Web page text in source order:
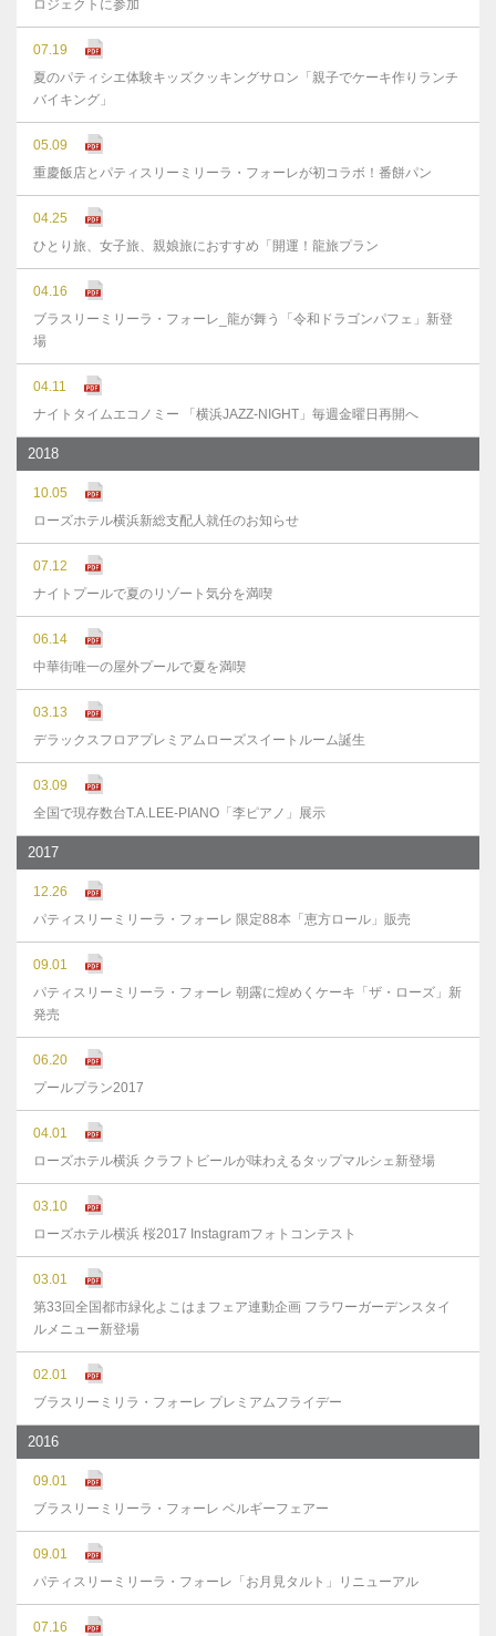
ロジェクトに参加
07.19
夏のパティシエ体験キッズクッキングサロン「親子でケーキ作りランチ
バイキング」
05.09
重慶飯店とパティスリーミリーラ・フォーレが初コラボ！番餅パン
04.25
ひとり旅、女子旅、親娘旅におすすめ「開運！龍旅プラン
04.16
ブラスリーミリーラ・フォーレ_龍が舞う「令和ドラゴンパフェ」新登
場
04.11
ナイトタイムエコノミー 「横浜JAZZ-NIGHT」毎週金曜日再開へ
2018
10.05
ローズホテル横浜新総支配人就任のお知らせ
07.12
ナイトプールで夏のリゾート気分を満喫
06.14
中華街唯一の屋外プールで夏を満喫
03.13
デラックスフロアプレミアムローズスイートルーム誕生
03.09
全国で現存数台T.A.LEE-PIANO「李ピアノ」展示
2017
12.26
パティスリーミリーラ・フォーレ 限定88本「恵方ロール」販売
09.01
パティスリーミリーラ・フォーレ 朝露に煌めくケーキ「ザ・ローズ」新
発売
06.20
プールプラン2017
04.01
ローズホテル横浜 クラフトビールが味わえるタップマルシェ新登場
03.10
ローズホテル横浜 桜2017 Instagramフォトコンテスト
03.01
第33回全国都市緑化よこはまフェア連動企画 フラワーガーデンスタイ
ルメニュー新登場
02.01
ブラスリーミリラ・フォーレ プレミアムフライデー
2016
09.01
ブラスリーミリーラ・フォーレ ベルギーフェアー
09.01
パティスリーミリーラ・フォーレ「お月見タルト」リニューアル
07.16